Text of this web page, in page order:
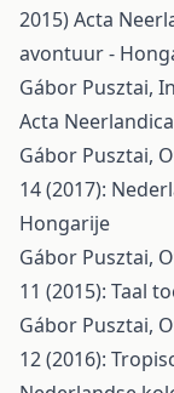
2015)Acta
avontuur -
Gábor Pusztai,
Acta
Gábor Pusztai,
14 (2017):
Hongarije
Gábor Pusztai,
11 (2015): Taal
Gábor Pusztai,
12 (2016):